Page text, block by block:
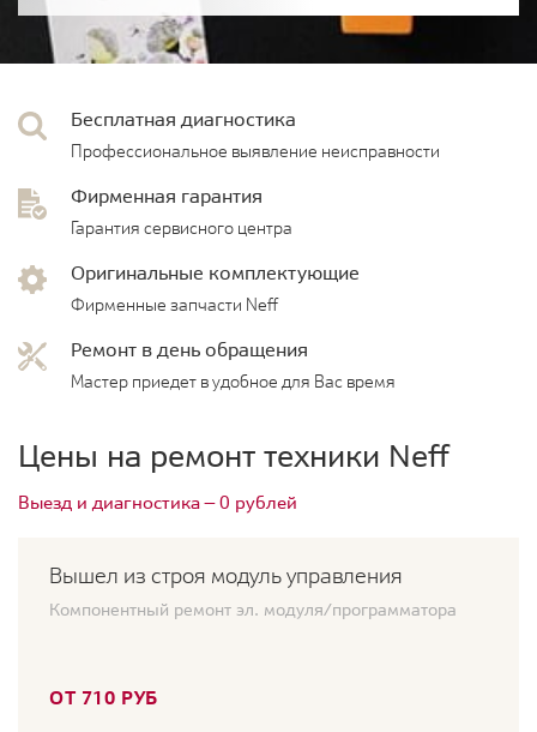
Бесплатная диагностика
Профессиональное выявление неисправности
Фирменная гарантия
Гарантия сервисного центра
Оригинальные комплектующие
Фирменные запчасти Neff
Ремонт в день обращения
Мастер приедет в удобное для Вас время
Цены на ремонт техники Neff
Выезд и диагностика — 0 рублей
Вышел из строя модуль управления
Компонентный ремонт эл. модуля/программатора
ОТ 710 РУБ